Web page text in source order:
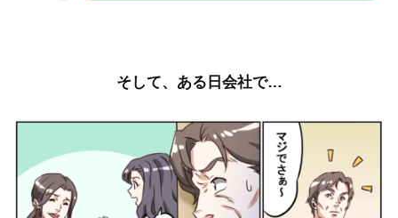
そして、ある日会社で…